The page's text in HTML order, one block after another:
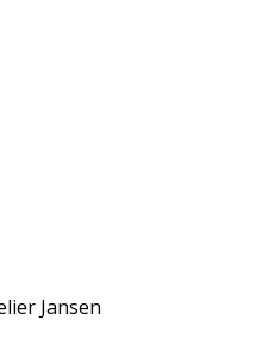
Jansen